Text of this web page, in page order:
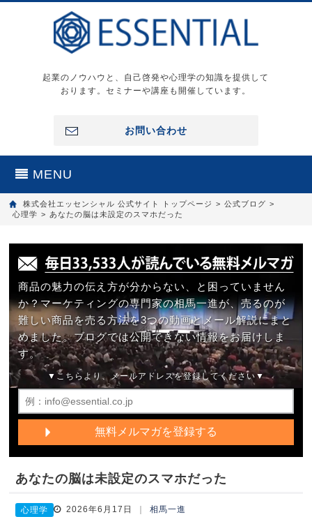
起業のノウハウと、自己啓発や心理学の知識を提供して
おります。セミナーや講座も開催しています。
お問い合わせ
MENU
株式会社エッセンシャル 公式サイト トップページ > 公式ブログ >
心理学 > あなたの脳は未設定のスマホだった
商品の魅力の伝え方が分からない、と困っていません
か？マーケティングの専門家の相馬一進が、売るのが
難しい商品を売る方法を3つの動画とメール解説にまと
めました。ブログでは公開できない情報をお届けしま
す。
▼こちらより、メールアドレスを登録してください▼
あなたの脳は未設定のスマホだった
心理学 2026年6月17日 相馬一進